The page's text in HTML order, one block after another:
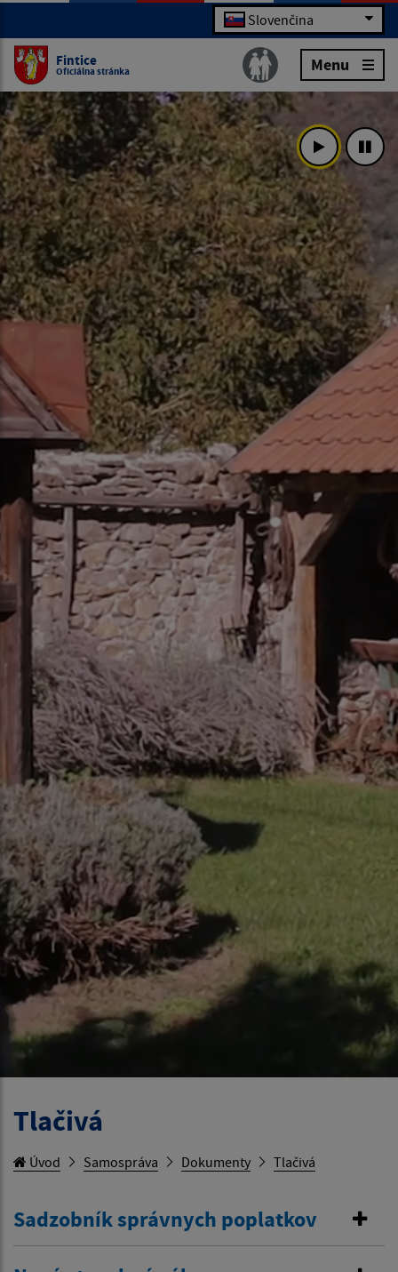
Slovenčina
Fintice
Oficiálna stránka Menu
Tlačivá
Úvod Samospráva Dokumenty Tlačivá
Sadzobník správnych poplatkov